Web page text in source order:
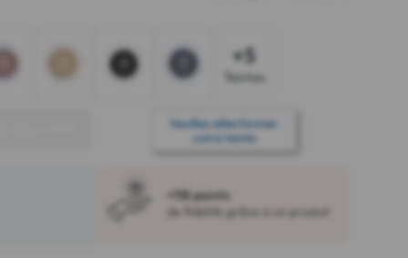
+5
Teintes
Veuillez sélectionner
votre teinte
+118 points
de fidélité grâce à ce produit